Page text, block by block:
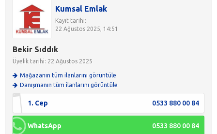
Kumsal Emlak
Kayıt tarihi:
22 Ağustos 2025, 14:51
Bekir Sıddık
Üyelik tarihi: 22 Ağustos 2025
Mağazanın tüm ilanlarını görüntüle
Danışmanın tüm ilanlarını görüntüle
1. Cep 0533 880 00 84
WhatsApp 0533 880 00 84